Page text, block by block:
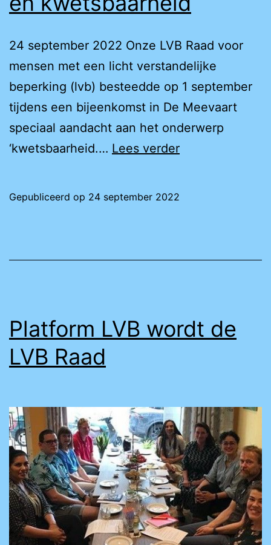
24 september 2022 Onze LVB Raad voor
mensen met een licht verstandelijke
beperking (lvb) besteedde op 1 september
tijdens een bijeenkomst in De Meevaart
speciaal aandacht aan het onderwerp
‘kwetsbaarheid.… Lees verderAandacht
Gepubliceerd op 24 september 2022
Platform LVB wordt de
LVB Raad